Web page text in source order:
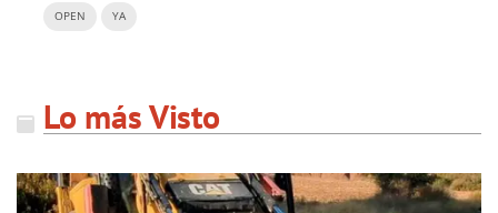
OPEN YA
Lo más Visto